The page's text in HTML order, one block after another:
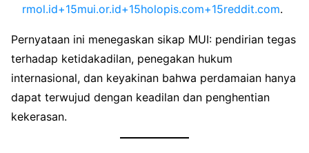
rmol.id+15mui.or.id+15holopis.com+15reddit.com.
Pernyataan ini menegaskan sikap MUI: pendirian tegas
terhadap ketidakadilan, penegakan hukum
internasional, dan keyakinan bahwa perdamaian hanya
dapat terwujud dengan keadilan dan penghentian
kekerasan.